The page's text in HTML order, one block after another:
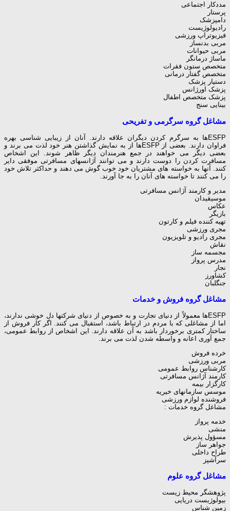
مددکار اجتماعی
پرستار
دامپزشک
رادیولوژیست
فیزیوتراپ ورزشی
مربی بدنساز
مربی حیوانات
ماساژ درمانگر
متخصص ستون فقرات
متخصص گفتار درمانی
دستیار پزشک
پزشک اورژانس
پزشک متخصص اطفال
بینایی سنج
مشاغل گروه سرگرمی و تفریحی
ESFPها به سرگرم کردن دیگران علاقه دارند. آنان از زیبایی شناسی بهره
فراوان دارند. بعضی از ESFPها از به نمایش گذاشتن هنر خود لذت می برند و
بعضی دیگر می خواهند در جمع هنرمندان دیگر ظاهر شوند. این اشخاص
مسافرت کردن را دوست دارند و می توانند آژانسهای مسافرتی موفقی دایر
کنند. آنها به خواسته های مشتریان خود خوب گوش می دهند و حداکثر تلاش خود
را می کنند تا خواسته های آنان را به جا آورند.
مدیر و کارمند آژانس مسافرتی
موسیقیدان
عکاس
بازیگر
تهیه کننده فیلم و کارتون
مجری ورزشی
مجری رادیو و تلویزیون
نقاش
مجسمه ساز
مدرس پرواز
نجار
کشاورز
جنگلبان
مشاغل گروه فروش و خدمات
ESFPها معمولاً از دنیای تجارت و به خصوص از دنیای شرکتها دل خوشی ندارند،
اما از مشاغلی که با مردم در ارتباط باشد، استقبال می کنند. اگر کار فروش از
ساختار کمتری برخوردار باشد به آن علاقه دارند. این اشخاص از روابط عمومی،
جمع آوری اعانه و واسطه شدن لذت می برند.
خرده فروش
مربی ورزشی
کارشناس روابط عمومی
کارمند آژانس مسافرتی
کارگزار بیمه
موسس سازمانهای خیریه
فروشنده لوازم ورزشی
مشاغل گروه خدمات :
خدمه پرواز
منشی
مسؤول پذیرش
جواهر ساز
طراح داخلی
سرآشپز
مشاغل گروه علوم
پژوهشگر محیط زیست
بیولوژیست دریایی
زمین شناس